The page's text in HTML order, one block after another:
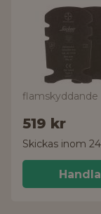
flamskyddande
519 kr
Handla